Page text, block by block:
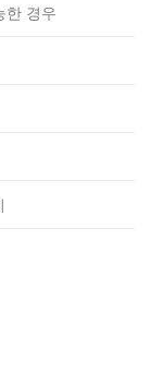
한 경우